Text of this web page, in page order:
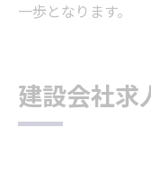
一歩となります。
建設会社求